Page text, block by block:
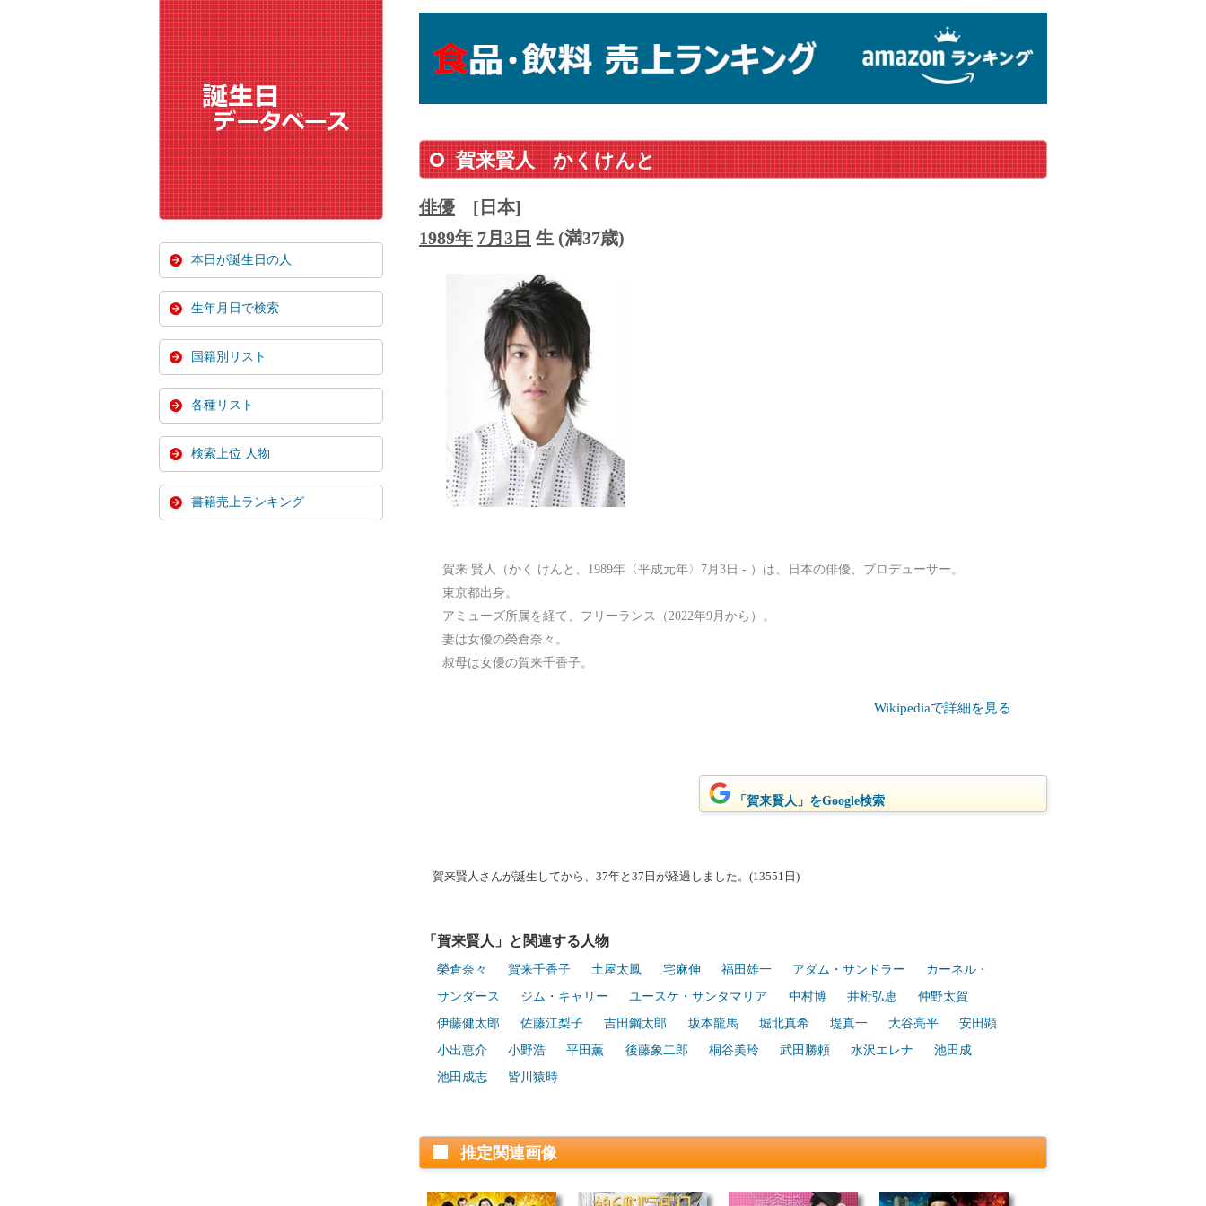
賀来賢人 かくけんと
俳優
[日本]
1989年 7月3日 生 (満37歳)
賀来 賢人（かく けんと、1989年〈平成元年〉7月3日 - ）は、日本の俳優、プロデューサー。
東京都出身。
アミューズ所属を経て、フリーランス（2022年9月から）。
妻は女優の榮倉奈々。
叔母は女優の賀来千香子。
Wikipediaで詳細を見る
「賀来賢人」をGoogle検索
賀来賢人さんが誕生してから、37年と37日が経過しました。(13551日)
「賀来賢人」と関連する人物
榮倉奈々 賀来千香子 土屋太鳳 宅麻伸 福田雄一 アダム・サンドラー
カーネル・
サンダース
ジム・キャリー ユースケ・サンタマリア 中村博 井桁弘恵
仲野太賀
伊藤健太郎
佐藤江梨子 吉田鋼太郎 坂本龍馬 堀北真希 堤真一 大谷亮平
安田顕
小出恵介
小野浩 平田薫 後藤象二郎 桐谷美玲 武田勝頼 水沢エレナ
池田成
池田成志
皆川猿時
推定関連画像
本日が誕生日の人
生年月日で検索
国籍別リスト
各種リスト
検索上位 人物
書籍売上ランキング